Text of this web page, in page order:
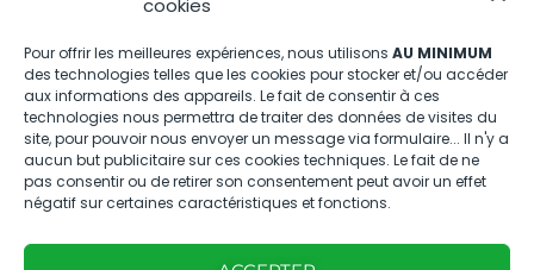
cookies
Pour offrir les meilleures expériences, nous utilisons AU MINIMUM
des technologies telles que les cookies pour stocker et/ou accéder
aux informations des appareils. Le fait de consentir à ces
technologies nous permettra de traiter des données de visites du
site, pour pouvoir nous envoyer un message via formulaire... Il n'y a
aucun but publicitaire sur ces cookies techniques. Le fait de ne
pas consentir ou de retirer son consentement peut avoir un effet
négatif sur certaines caractéristiques et fonctions.
Nous contacter
04.88.08.75.28
contactBT@bleu-tomate.fr
Kit média